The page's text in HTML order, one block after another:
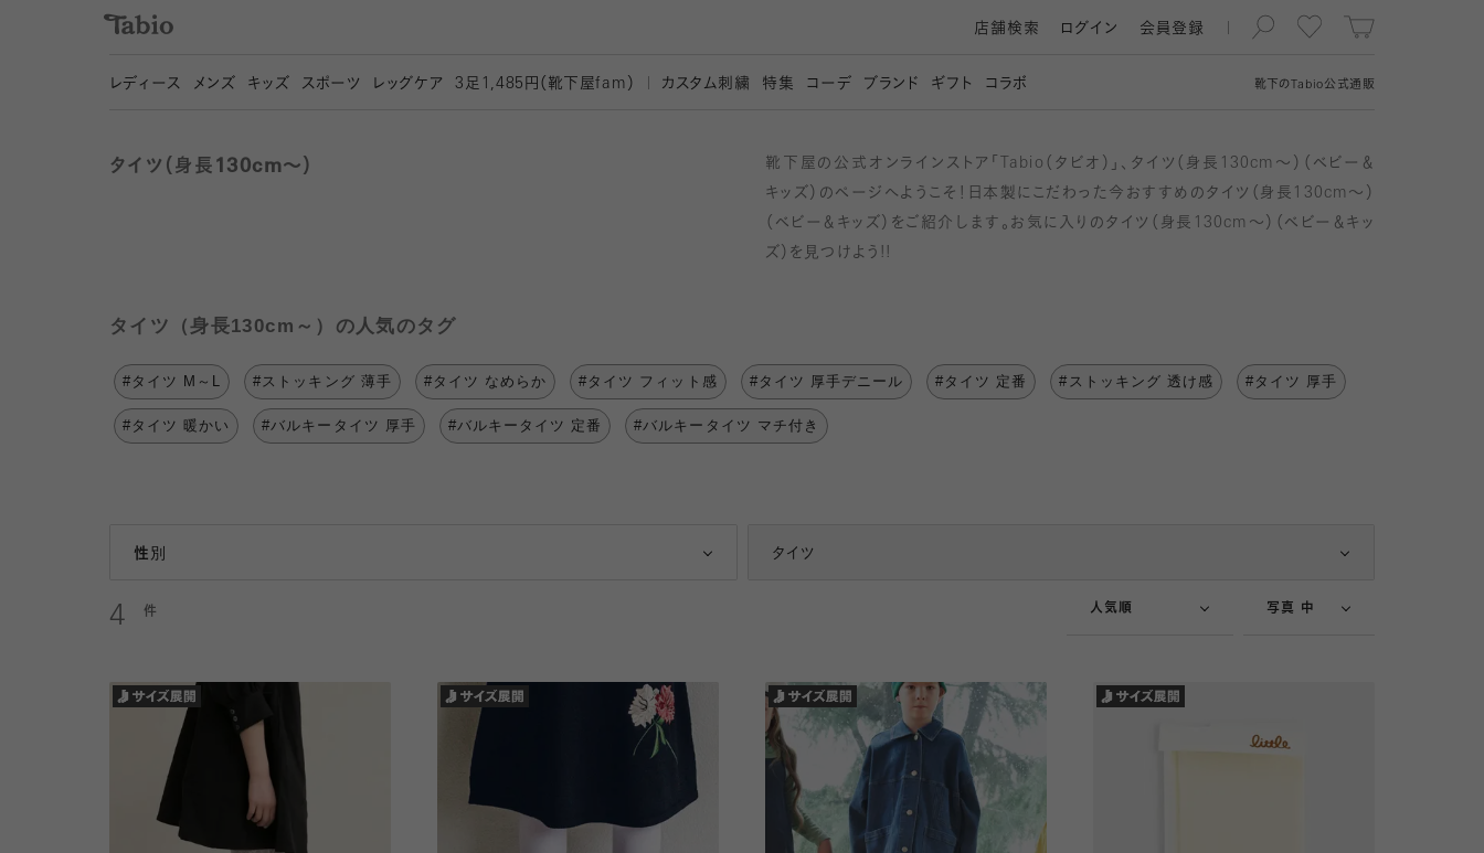
靴下の Tabio公式通販
店舗検索 ログイン 会員登録
レディース メンズ キッズ スポーツ レッグケア 3 足1,485円（靴下屋fam） カスタム刺繍 特集 コーデ ブランド ギフト コラボ
タイツ（身長130cm～）
靴下屋の公式オンラインストア「Tabio（タビオ）」、タイツ（身長130cm～）（ベビー＆
キッズ）のページへようこそ！日本製にこだわった今おすすめのタイツ（身長130cm～）
（ベビー＆キッズ）をご紹介します。お気に入りのタイツ（身長130cm～）（ベビー＆キッ
ズ）を見つけよう!!
タイツ（身長130cm～）の人気のタグ
#タイツ M～L #ストッキング 薄手 #タイツ なめらか #タイツ フィット感 #タイツ 厚手デニール #タイツ 定番 #ストッキング 透け感 #タイツ 厚手
#タイツ 暖かい #バルキータイツ 厚手 #バルキータイツ 定番 #バルキータイツ マチ付き
性別
メンズ
キッズ・ベビー タイツ
パーツソックス
タイツ
ストッキング
スポーツ
4 人気順
価格が高い順 写真 中
写真 大